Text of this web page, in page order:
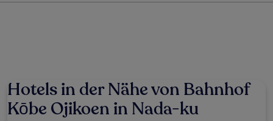
Hotels in der Nähe von Bahnhof
Kōbe Ojikoen in Nada-ku